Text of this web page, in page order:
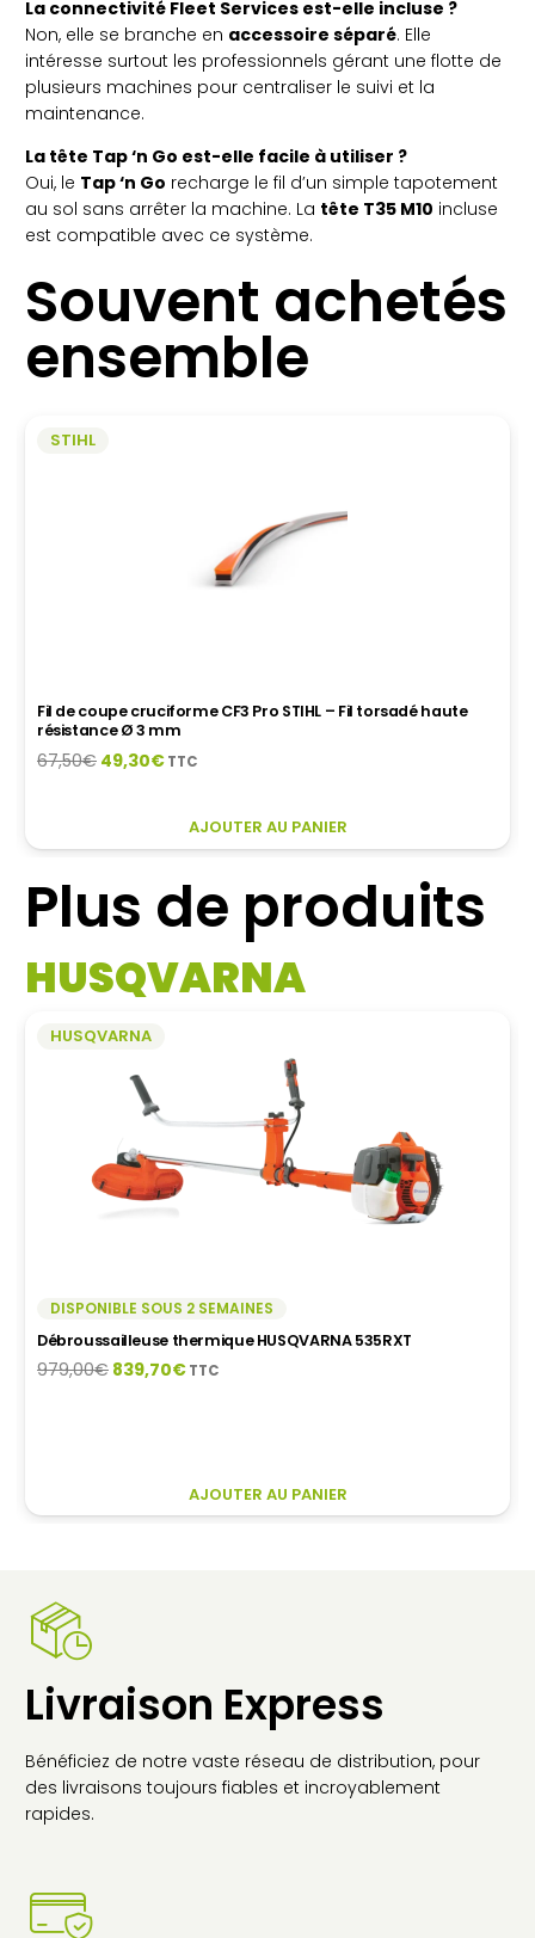
La connectivité Fleet Services est-elle incluse ?
Non, elle se branche en accessoire séparé. Elle
intéresse surtout les professionnels gérant une flotte de
plusieurs machines pour centraliser le suivi et la
maintenance.
La tête Tap ‘n Go est-elle facile à utiliser ?
Oui, le Tap ‘n Go recharge le fil d’un simple tapotement
au sol sans arrêter la machine. La tête T35 M10 incluse
est compatible avec ce système.
Souvent achetés
ensemble
PRODUIT
PLUSIEURS
VARIATIONS.
OPTIONS
STIHL
Fil de coupe cruciforme CF3 Pro STIHL – Fil torsadé haute
résistance Ø 3 mm
67,50€ Le
49,30€Le
est :
TTC
AJOUTER AU PANIER
Plus de produits
HUSQVARNA
HUSQVARNA
DISPONIBLE SOUS 2 SEMAINES
Débroussailleuse thermique HUSQVARNA 535RXT
979,00€ Le
839,70€Le
TTC
AJOUTER AU PANIER
Livraison Express
Bénéficiez de notre vaste réseau de distribution, pour
des livraisons toujours fiables et incroyablement
rapides.